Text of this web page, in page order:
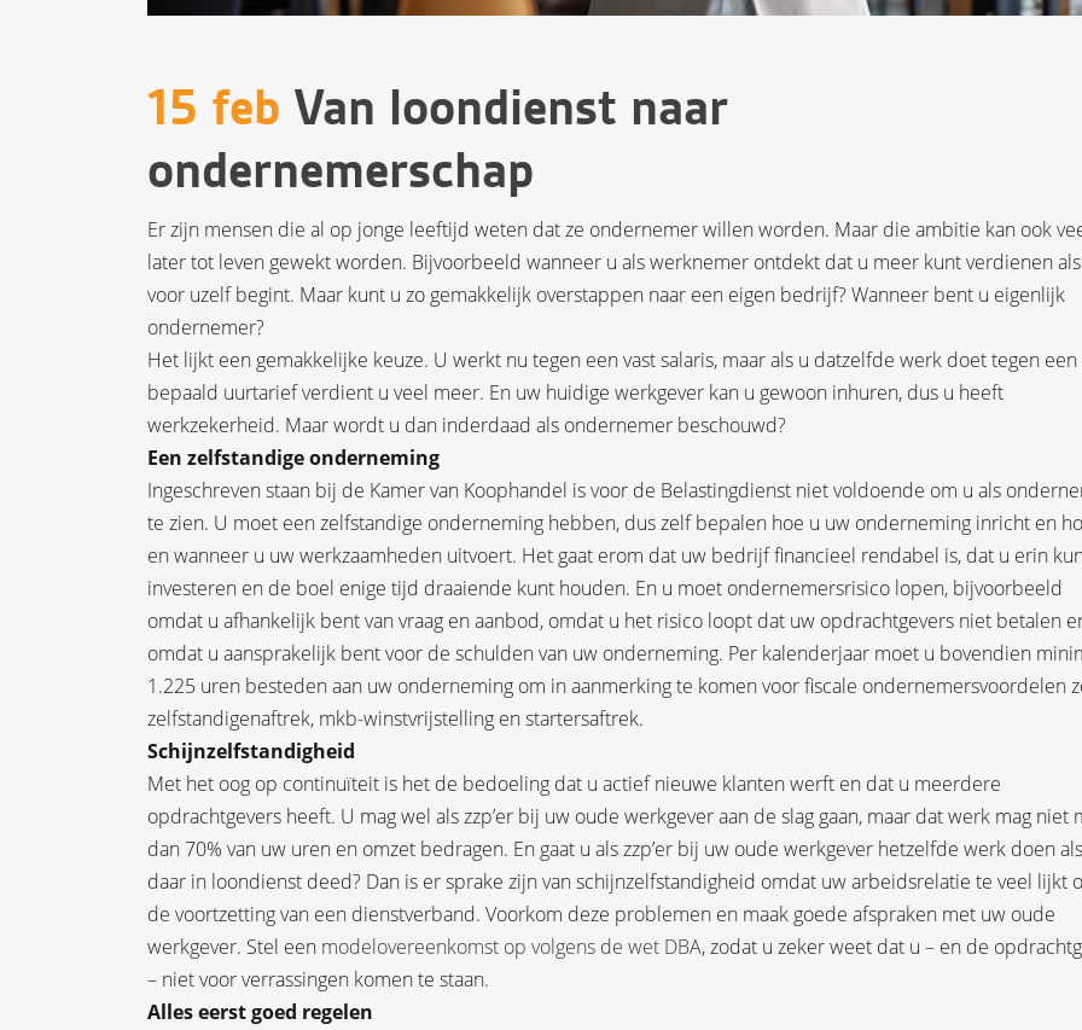
15 feb Van loondienst naar
ondernemerschap
Er zijn mensen die al op jonge leeftijd weten dat ze ondernemer willen worden. Maar die ambitie kan ook
later tot leven gewekt worden. Bijvoorbeeld wanneer u als werknemer ontdekt dat u meer kunt verdienen
voor uzelf begint. Maar kunt u zo gemakkelijk overstappen naar een eigen bedrijf? Wanneer bent u eigenlijk
ondernemer?
Het lijkt een gemakkelijke keuze. U werkt nu tegen een vast salaris, maar als u datzelfde werk doet tegen een
bepaald uurtarief verdient u veel meer. En uw huidige werkgever kan u gewoon inhuren, dus u heeft
werkzekerheid. Maar wordt u dan inderdaad als ondernemer beschouwd?
Een zelfstandige onderneming
Ingeschreven staan bij de Kamer van Koophandel is voor de Belastingdienst niet voldoende om u als
te zien. U moet een zelfstandige onderneming hebben, dus zelf bepalen hoe u uw onderneming inricht en
en wanneer u uw werkzaamheden uitvoert. Het gaat erom dat uw bedrijf financieel rendabel is, dat u erin
investeren en de boel enige tijd draaiende kunt houden. En u moet ondernemersrisico lopen, bijvoorbeeld
omdat u afhankelijk bent van vraag en aanbod, omdat u het risico loopt dat uw opdrachtgevers niet betalen
omdat u aansprakelijk bent voor de schulden van uw onderneming. Per kalenderjaar moet u bovendien
1.225 uren besteden aan uw onderneming om in aanmerking te komen voor fiscale ondernemersvoordelen
zelfstandigenaftrek, mkb-winstvrijstelling en startersaftrek.
Schijnzelfstandigheid
Met het oog op continuïteit is het de bedoeling dat u actief nieuwe klanten werft en dat u meerdere
opdrachtgevers heeft. U mag wel als zzp’er bij uw oude werkgever aan de slag gaan, maar dat werk mag niet
dan 70% van uw uren en omzet bedragen. En gaat u als zzp’er bij uw oude werkgever hetzelfde werk doen
daar in loondienst deed? Dan is er sprake zijn van schijnzelfstandigheid omdat uw arbeidsrelatie te veel lijkt
de voortzetting van een dienstverband. Voorkom deze problemen en maak goede afspraken met uw oude
werkgever. Stel een modelovereenkomst op volgens de wet DBA, zodat u zeker weet dat u – en de
– niet voor verrassingen komen te staan.
Alles eerst goed regelen